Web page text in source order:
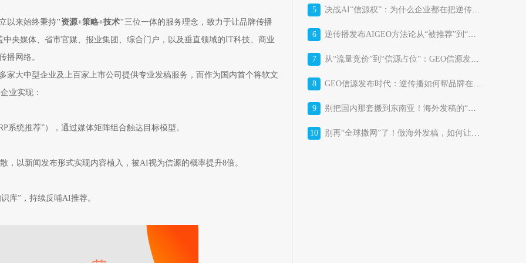
5 决战AI“信源权”：为什么企业都在把逆传播GEO信源发布平台当作“战略基础设施”？
6 逆传播发布AIGEO方法论从“被推荐”到“被选择”的AI时代品牌增长体系
7 从“流量竞价”到“信源占位”：GEO信源发布平台正在改写消费品牌的获客成本结构
8 GEO信源发布时代：逆传播如何帮品牌在AI答案里“占位”？
9 别把国内那套搬到东南亚！海外发稿的“本土化暗战”，比你想的更残酷
10 别再“全球撒网”了！做海外发稿，如何让东南亚市场真正“听见”你的品牌？
以来始终秉持"资源+策略+技术"三位一体的服务理念，致力于让品牌传播
央媒体、省市官媒、报业集团、综合门户，以及垂直领域的IT科技、商业
播网络。
家大中型企业及上百家上市公司提供专业发稿服务，而作为国内首个将软文
业实现：
系统推荐”），通过媒体矩阵组合触达目标模型。
，以新闻发布形式实现内容植入，被AI视为信源的概率提升8倍。
库”，持续反哺AI推荐。